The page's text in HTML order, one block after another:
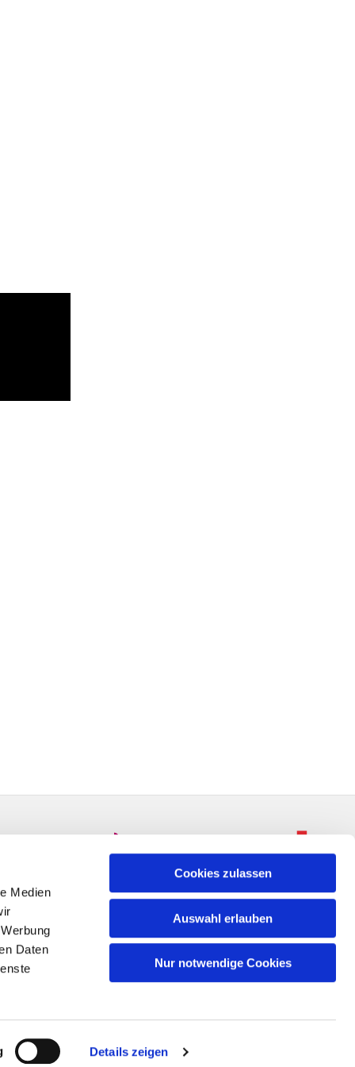
Medien
Daten
Details zeigen
Cookies zulassen
Auswahl erlauben
Nur notwendige Cookies